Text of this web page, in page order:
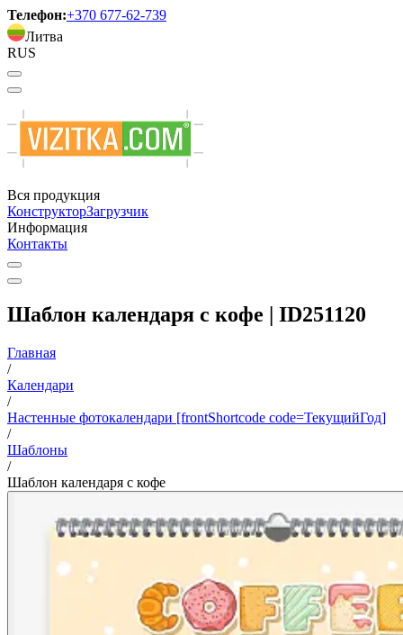
Телефон:+370 677-62-739
Литва
RUS
Вся продукция
КонструкторЗагрузчик
Информация
Контакты
Шаблон календаря с кофе | ID251120
Главная
/
Календари
/
Настенные фотокалендари [frontShortcode code=ТекущийГод]
/
Шаблоны
/
Шаблон календаря с кофе